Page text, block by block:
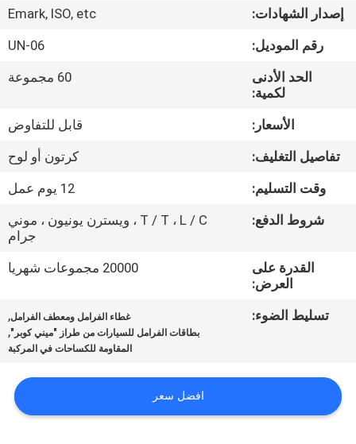
جولة
مراقبة
الجودة
اتصل
اقتباس
خريطة
الموقع
إصدار الشهادات:
Emark, ISO, etc
رقم الموديل:
UN-06
الحد الأدنى
لكمية:
60 مجموعة
الأسعار:
قابل للتفاوض
تفاصيل التغليف:
كرتون أو لوح
وقت التسليم:
12 يوم عمل
شروط الدفع:
T / T ، L / C ، ويسترن يونيون ، موني
جرام
القدرة على
العرض:
20000 مجموعات شهريا
تسليط الضوء: غطاء الفرامل ومعطف الفرامل,
بطاقات الفرامل للسيارات من طراز "ميني كوبر",
المقاومة للكساحات في المركبة
افضل سعر